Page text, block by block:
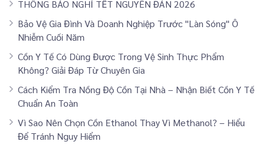
THÔNG BÁO NGHỈ TẾT NGUYÊN ĐÁN 2026
Bảo Vệ Gia Đình Và Doanh Nghiệp Trước "Làn Sóng" Ô
Nhiễm Cuối Năm
Cồn Y Tế Có Dùng Được Trong Vệ Sinh Thực Phẩm
Không? Giải Đáp Từ Chuyên Gia
Cách Kiểm Tra Nồng Độ Cồn Tại Nhà – Nhận Biết Cồn Y Tế
Chuẩn An Toàn
Vì Sao Nên Chọn Cồn Ethanol Thay Vì Methanol? – Hiểu
Để Tránh Nguy Hiểm